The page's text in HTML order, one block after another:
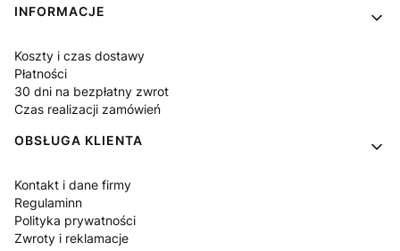
Linki w stopce
INFORMACJE
Koszty i czas dostawy
Płatności
30 dni na bezpłatny zwrot
Czas realizacji zamówień
OBSŁUGA KLIENTA
Kontakt i dane firmy
Regulaminn
Polityka prywatności
Zwroty i reklamacje